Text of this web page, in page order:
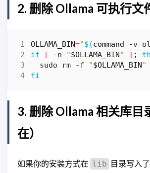
2. 删除 Ollama 可执行文
OLLAMA_BIN="$(command -v
if
[ -n "$OLLAMA_BIN" ] ;
  sudo rm -f
"$OLLAMA_BIN"
fi
3. 删除 Ollama 相关库目
在）
如果你的安装方式在 lib 目录写入